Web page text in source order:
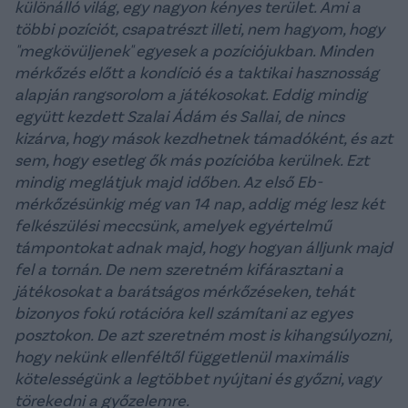
különálló világ, egy nagyon kényes terület. Ami a
többi pozíciót, csapatrészt illeti, nem hagyom, hogy
"megkövüljenek" egyesek a pozíciójukban. Minden
mérkőzés előtt a kondíció és a taktikai hasznosság
alapján rangsorolom a játékosokat. Eddig mindig
együtt kezdett Szalai Ádám és Sallai, de nincs
kizárva, hogy mások kezdhetnek támadóként, és azt
sem, hogy esetleg ők más pozícióba kerülnek. Ezt
mindig meglátjuk majd időben. Az első Eb-
mérkőzésünkig még van 14 nap, addig még lesz két
felkészülési meccsünk, amelyek egyértelmű
támpontokat adnak majd, hogy hogyan álljunk majd
fel a tornán. De nem szeretném kifárasztani a
játékosokat a barátságos mérkőzéseken, tehát
bizonyos fokú rotációra kell számítani az egyes
posztokon. De azt szeretném most is kihangsúlyozni,
hogy nekünk ellenféltől függetlenül maximális
kötelességünk a legtöbbet nyújtani és győzni, vagy
törekedni a győzelemre.